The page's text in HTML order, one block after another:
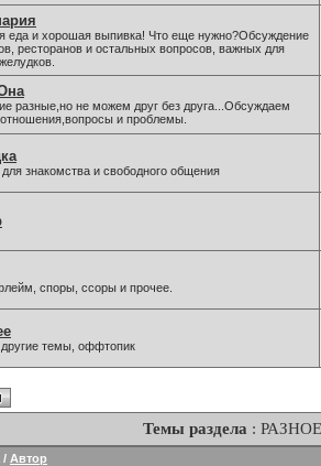
еда и хорошая выпивка! Что еще нужно?Обсуждение
ресторанов и остальных вопросов, важных для
разные,но не можем друг без друга...Обсуждаем
и проблемы.
для знакомства и свободного общения
споры, ссоры и прочее.
темы, оффтопик
Темы раздела : РАЗНОЕ
/ Автор